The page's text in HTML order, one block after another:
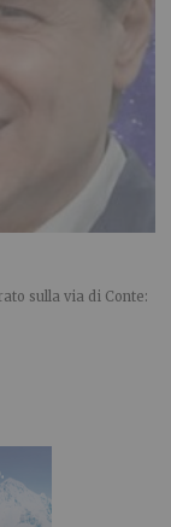
sulla via di Conte: